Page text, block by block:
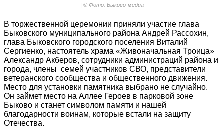
| © Фото: Быково-медиа
В торжественной церемонии приняли участие глава
Быковского муниципального района Андрей Рассохин,
глава Быковского городского поселения Виталий
Сергиенко, настоятель храма «Живоначальная Троица»
Александр Акберов, сотрудники администраций района и
города, члены семей участников СВО, представители
ветеранского сообщества и общественного движения.
Место для установки памятника выбрано не случайно.
Он займет место на Аллее Героев в парковой зоне
Быково и станет символом памяти и нашей
благодарности воинам, которые встали на защиту
Отечества.